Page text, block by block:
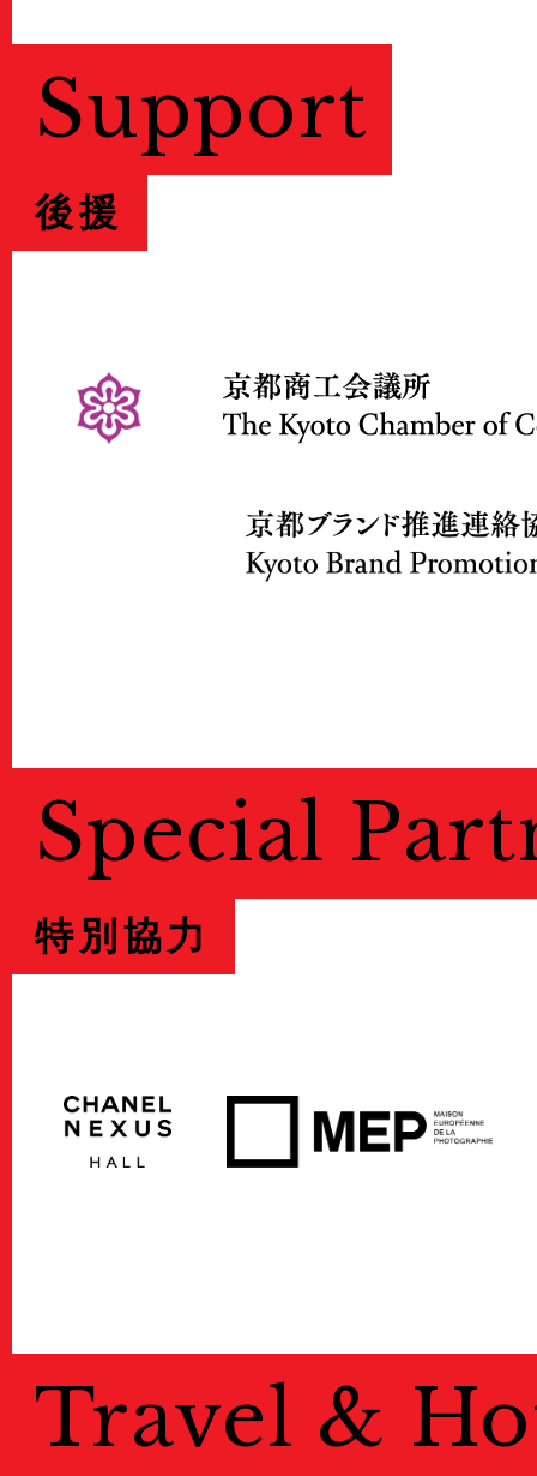
Support
後援
Special
特別協力
Travel &